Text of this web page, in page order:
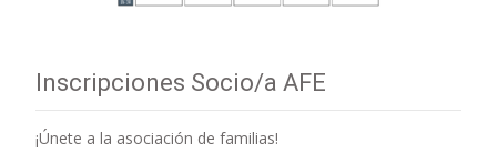
Inscripciones Socio/a AFE
¡Únete a la asociación de familias!